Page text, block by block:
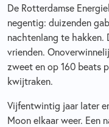
De Rotterdamse
negentig: duizenden
nachtenlang te hakken.
vrienden.
zweet en op 160 beats
kwijtraken.
Vijfentwintig jaar later
Moon elkaar weer. Een